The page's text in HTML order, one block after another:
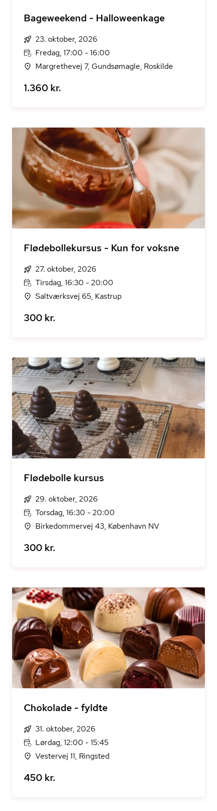
Bageweekend - Halloweenkage
23. oktober, 2026
Fredag, 17:00 - 16:00
Margrethevej 7, Gundsømagle, Roskilde
1.360 kr.
Flødebollekursus - Kun for voksne
27. oktober, 2026
Tirsdag, 16:30 - 20:00
Saltværksvej 65, Kastrup
300 kr.
Flødebolle kursus
29. oktober, 2026
Torsdag, 16:30 - 20:00
Birkedommervej 43, København NV
300 kr.
Chokolade - fyldte
31. oktober, 2026
Lørdag, 12:00 - 15:45
Vestervej 11, Ringsted
450 kr.